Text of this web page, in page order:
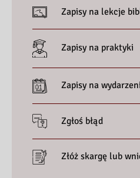
Zapisy na lekcje
Zapisy na praktyki
Zapisy na
Zgłoś błąd
Złóż skargę lub